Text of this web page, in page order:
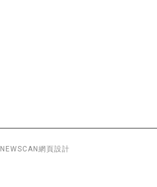
NEWSCAN網頁設計